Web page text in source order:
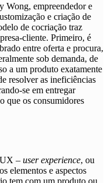
Wong, empreendedor e
e criação de
de cocriação traz
cliente. Primeiro, é
entre oferta e procura,
sob demanda, de
a um produto exatamente
resolver as ineficiências
se em entregar
que os consumidores
– user experience, ou
elementos e aspectos
tem com um produto ou